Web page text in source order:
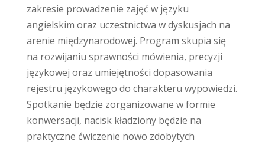
zakresie prowadzenie zajęć w języku
angielskim oraz uczestnictwa w dyskusjach na
arenie międzynarodowej. Program skupia się
na rozwijaniu sprawności mówienia, precyzji
językowej oraz umiejętności dopasowania
rejestru językowego do charakteru wypowiedzi.
Spotkanie będzie zorganizowane w formie
konwersacji, nacisk kładziony będzie na
praktyczne ćwiczenie nowo zdobytych